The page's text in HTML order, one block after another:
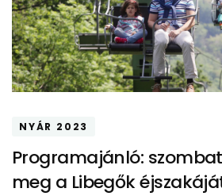
NYÁR 2023
Programajánló:
meg a Libegők